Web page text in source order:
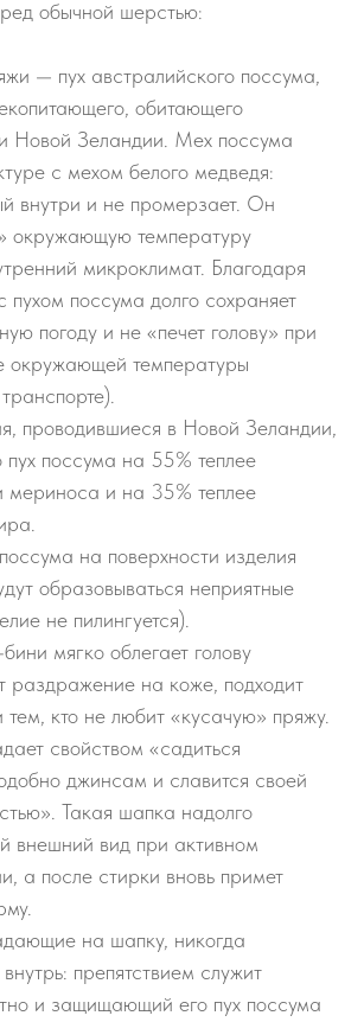
обычной шерстью:
— пух австралийского поссума,
обитающего
Новой Зеландии. Мех поссума
с мехом белого медведя:
внутри и не промерзает. Он
окружающую температуру
микроклимат. Благодаря
пухом поссума долго сохраняет
погоду и не «печет голову» при
окружающей температуры
проводившиеся в Новой Зеландии,
пух поссума на 55% теплее
мериноса и на 35% теплее
на поверхности изделия
образовываться неприятные
не пилингуется).
мягко облегает голову
раздражение на коже, подходит
тем, кто не любит «кусачую» пряжу.
свойством «садиться
джинсам и славится своей
Такая шапка надолго
внешний вид при активном
а после стирки вновь примет
на шапку, никогда
препятствием служит
и защищающий его пух поссума